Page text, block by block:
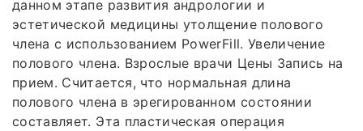
данном этапе развития андрологии и
эстетической медицины утолщение полового
члена с использованием PowerFill. Увеличение
полового члена. Взрослые врачи Цены Запись на
прием. Считается, что нормальная длина
полового члена в эрегированном состоянии
составляет. Эта пластическая операция